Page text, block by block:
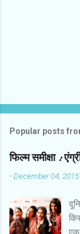
Popular posts
फिल्‍म समीक्षा :
-December 04, 2015